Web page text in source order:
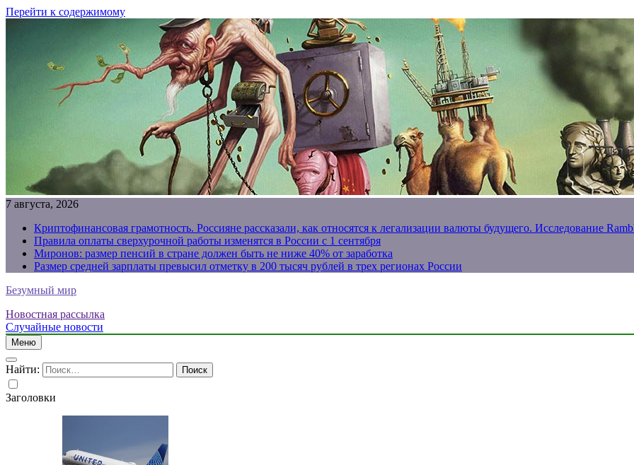
Перейти к содержимому
7 августа, 2026
Криптофинансовая грамотность. Россияне рассказали, как относятся к легализации валюты будущего. Исследование
Правила оплаты сверхурочной работы изменятся в России с 1 сентября
Миронов: размер пенсий в стране должен быть не ниже 40% от заработка
Размер средней зарплаты превысил отметку в 200 тысяч рублей в трех регионах России
Безумный мир
Новостная рассылка
Случайные новости
Меню
Найти:
Заголовки